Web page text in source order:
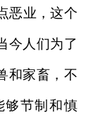
恶业，这个
今人们为了
和家畜，不
够节制和慎